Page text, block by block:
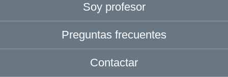
Soy profesor
Preguntas frecuentes
Contactar